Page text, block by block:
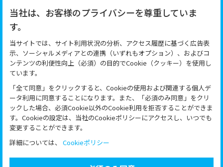
アクセス
利用規約 免責事項 個人情報保護方針
〒252-5189 神奈川県相模原市緑区西橋本 5-8-1
当社は、お客様のプライバシーを尊重していま
す。
当サイトでは、サイト利用状況の分析、アクセス履歴に基づく広告表
示、ソーシャルメディアとの連携（いずれもオプション）、およびコ
ンテンツの利便性向上（必須）の目的でCookie（クッキー）を使用し
ています。
「全て同意」をクリックすると、Cookieの使用および関連する個人デ
ータ利用に同意することになります。また、「必須のみ同意」をクリ
ックした場合、必須Cookie以外のCookie利用を拒否することができま
す。Cookieの設定は、当社のCookieポリシーにアクセスし、いつでも
変更することができます。
詳細については、 Cookieポリシー